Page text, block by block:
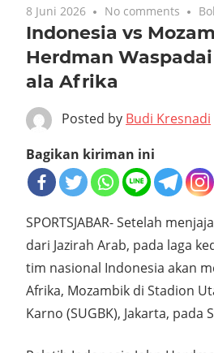
8 Juni 2026 No comments
Indonesia vs
Herdman
ala Afrika
Posted by Budi Kresnadi
Bagikan kiriman ini
SPORTSJABAR- Setelah
dari Jazirah Arab, pada laga
tim nasional Indonesia akan
Afrika, Mozambik di Stadion
Karno (SUGBK), Jakarta, pada